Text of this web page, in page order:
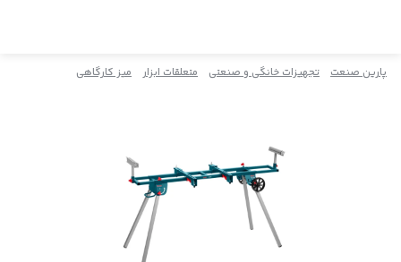
پارین صنعت تجهیزات خانگی و صنعتی متعلقات ابزار میز کارگاهی